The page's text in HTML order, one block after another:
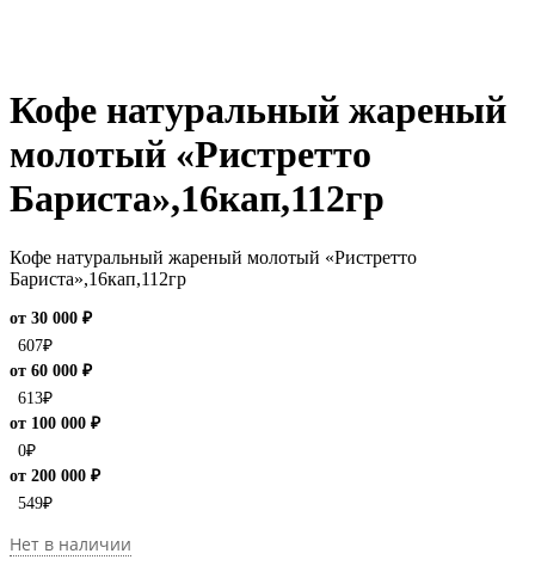
Кофе натуральный жареный
молотый «Ристретто
Бариста»,16кап,112гр
Кофе натуральный жареный молотый «Ристретто
Бариста»,16кап,112гр
от 30 000 ₽
607₽
от 60 000 ₽
613₽
от 100 000 ₽
0₽
от 200 000 ₽
549₽
Нет в наличии